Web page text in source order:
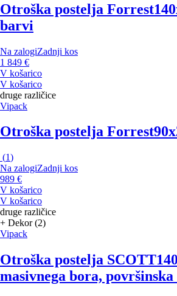
Otroška postelja Forrest
barvi
Na zalogiZadnji kos
1 849 €
V košarico
V košarico
druge različice
Vipack
Otroška postelja Forrest
(1)
Na zalogiZadnji kos
989 €
V košarico
V košarico
druge različice
+ Dekor (2)
Vipack
Otroška postelja SCOTT
masivnega bora,